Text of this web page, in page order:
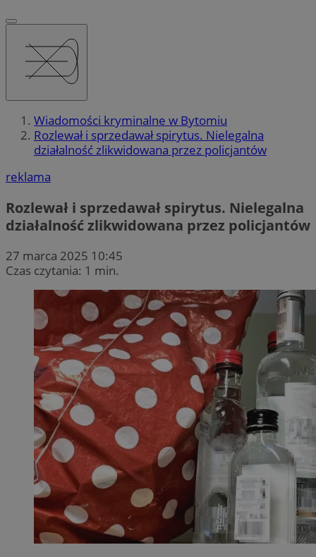
Wiadomości kryminalne w Bytomiu
Rozlewał i sprzedawał spirytus. Nielegalna
działalność zlikwidowana przez policjantów
reklama
Rozlewał i sprzedawał spirytus. Nielegalna
działalność zlikwidowana przez policjantów
27 marca 2025 10:45
Czas czytania: 1 min.